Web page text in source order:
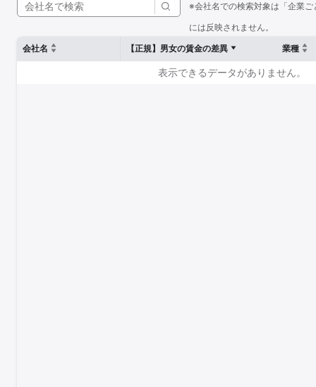
※会社名での検索対象は「企業
には反映されません。
会社名
【正規】男女の賃金の差異 業種
表示できるデータがありません。